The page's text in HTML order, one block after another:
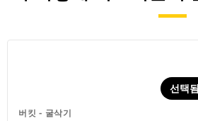
버킷 - 굴삭기
선택됨